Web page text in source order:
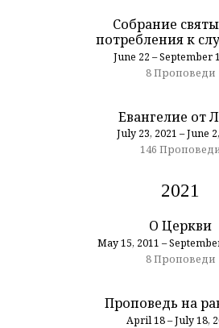
Собрание
потребления к
June 22 – September
8 Проповеди
Евангелие от
July 23, 2021 – June
146
2021
О Церкви
May 15, 2011 –
8 Проповеди
Проповедь на
April 18 – July 18,